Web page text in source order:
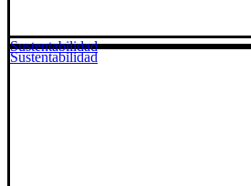
Sustentabilidad
Sustentabilidad